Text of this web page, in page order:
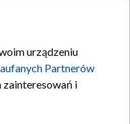
urządzeniu
Partnerów
zainteresowań i